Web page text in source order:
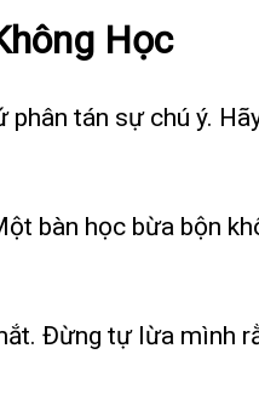
Học
tán sự chú ý.
bàn học bừa bộn
Đừng tự lừa mình